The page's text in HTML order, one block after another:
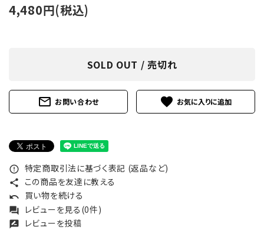
4,480円(税込)
SOLD OUT / 売切れ
mail_outline お問い合わせ favorite
error_outline 特定商取引法に基づく表記 (返品など)
share この商品を友達に教える
undo 買い物を続ける
forum レビューを見る(0件)
rate_review レビューを投稿